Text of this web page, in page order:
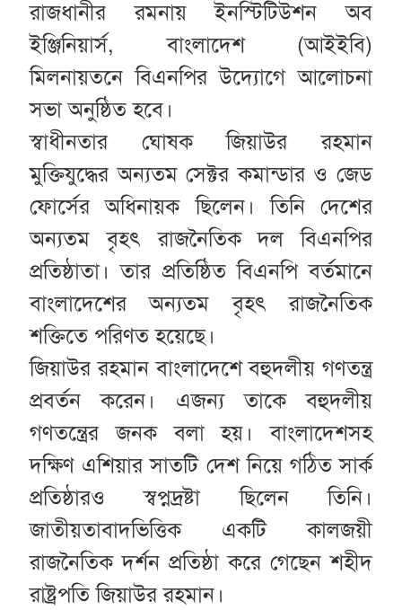
রাজধানীর রমনায় ইনস্টিটিউশন অব
ইঞ্জিনিয়ার্স, বাংলাদেশ (আইইবি)
মিলনায়তনে বিএনপির উদ্যোগে আলোচনা
সভা অনুষ্ঠিত হবে।
স্বাধীনতার ঘোষক জিয়াউর রহমান
মুক্তিযুদ্ধের অন্যতম সেক্টর কমান্ডার ও জেড
ফোর্সের অধিনায়ক ছিলেন। তিনি দেশের
অন্যতম বৃহৎ রাজনৈতিক দল বিএনপির
প্রতিষ্ঠাতা। তার প্রতিষ্ঠিত বিএনপি বর্তমানে
বাংলাদেশের অন্যতম বৃহৎ রাজনৈতিক
শক্তিতে পরিণত হয়েছে।
জিয়াউর রহমান বাংলাদেশে বহুদলীয় গণতন্ত্র
প্রবর্তন করেন। এজন্য তাকে বহুদলীয়
গণতন্ত্রের জনক বলা হয়। বাংলাদেশসহ
দক্ষিণ এশিয়ার সাতটি দেশ নিয়ে গঠিত সার্ক
প্রতিষ্ঠারও স্বপ্নদ্রষ্টা ছিলেন তিনি।
জাতীয়তাবাদভিত্তিক একটি কালজয়ী
রাজনৈতিক দর্শন প্রতিষ্ঠা করে গেছেন শহীদ
রাষ্ট্রপতি জিয়াউর রহমান।